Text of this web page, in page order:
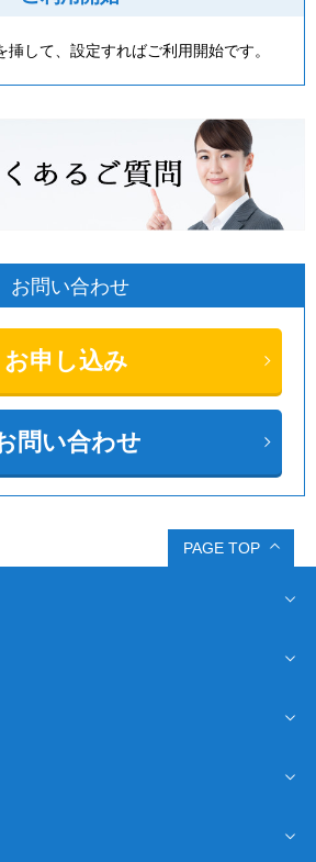
挿して、設定すればご利用開始です。
お問い合わせ
お申し込み
問い合わせ
PAGE TOP